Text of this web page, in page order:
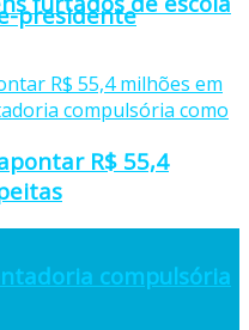
presidente
compulsória
R$ 55,4